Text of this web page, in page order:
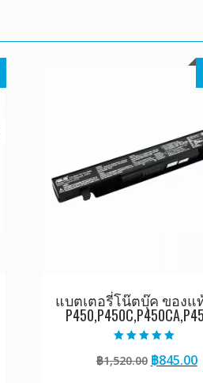
แบตเตอรี่โน๊ตบุ๊ค ของแท้
5.00
ตั้งแต่ 1-5
฿1,520.00 Original
฿845.00